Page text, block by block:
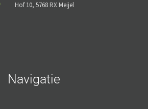
Hof 10, 5768 RX Meijel
Navigatie